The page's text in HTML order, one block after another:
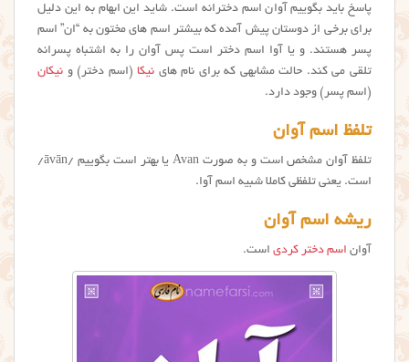
پاسخ باید بگوییم آوان اسم دخترانه است. شاید این ابهام به این دلیل
برای برخی از دوستان پیش آمده که بیشتر اسم های مختون به “ان” اسم
پسر هستند. و یا آوا اسم دختر است پس آوان را به اشتباه پسرانه
تلقی می کند. حالت مشابهی که برای نام های نیکا(اسم دختر) و نیکان
(اسم پسر) وجود دارد.
تلفظ اسم آوان
تلفظ آوان مشخص است و به صورت Avan یا بهتر است بگوییم
/āvān/
است. یعنی تلفظی کاملا شبیه اسم آوا.
ریشه اسم آوان
آوان اسم دختر کردی است.